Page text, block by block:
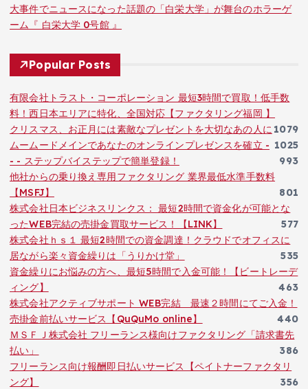
大事件でニュースになった話題の「白栄大学」が舞台のホラーゲ
ーム『 白栄大学 0号館 』
Popular Posts
有限会社トラスト・コーポレーション 最短3時間で買取！低手数
料！西日本エリアに特化、全国対応【ファクタリング福岡 】
1079
クリスマス、お正月には素敵なプレゼントを大切なあの人に
1025
ムームードメインであなたのオンラインプレゼンスを確立 -
- - ステップバイステップで簡単登録！
993
他社からの乗り換え専用ファクタリング 業界最低水準手数料
【MSFJ】
801
株式会社日本ビジネスリンクス： 最短2時間で資金化が可能とな
ったWEB完結の売掛金買取サービス！【LINK】
577
株式会社ｈｓ１ 最短2時間での資金調達！クラウドでオフィスに
居ながら楽々資金繰りは「うりかけ堂」
535
資金繰りにお悩みの方へ、最短5時間で入金可能！【ビートレーデ
ィング】
463
株式会社アクティブサポート WEB完結 最速２時間にてご入金！
売掛金前払いサービス【QuQuMo online】
440
ＭＳＦＪ株式会社 フリーランス様向けファクタリング「請求書先
払い」
386
フリーランス向け報酬即日払いサービス【ペイトナーファクタリ
ング】
356